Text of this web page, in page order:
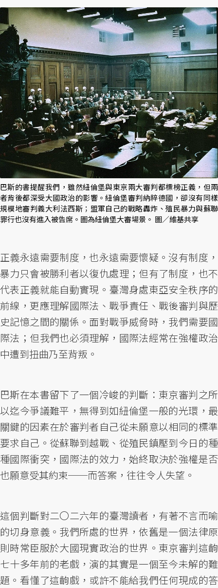
巴斯的書提醒我們，雖然紐倫堡與東京兩大審判都標榜正義，但兩
者背後都深受大國政治的影響。紐倫堡審判納粹德國，卻沒有同樣
規模地審判義大利法西斯；盟軍自己的戰略轟炸、殖民暴力與蘇聯
罪行也沒有進入被告席。圖為紐倫堡大審場景。 圖／維基共享
正義永遠需要制度，也永遠需要懷疑。沒有制度，
暴力只會被勝利者以復仇處理；但有了制度，也不
代表正義就能自動實現。臺灣身處東亞安全秩序的
前線，更應理解國際法、戰爭責任、戰後審判與歷
史記憶之間的關係。面對戰爭威脅時，我們需要國
際法；但我們也必須理解，國際法經常在強權政治
中遭到扭曲乃至背叛。
巴斯在本書留下了一個冷峻的判斷：東京審判之所
以迄今爭議難平，無得到如紐倫堡一般的光環，最
關鍵的因素在於審判者自己從未願意以相同的標準
要求自己。從蘇聯到越戰、從殖民鎮壓到今日的種
種國際衝突，國際法的效力，始終取決於強權是否
也願意受其約束──而答案，往往令人失望。
這個判斷對二〇二六年的臺灣讀者，有著不言而喻
的切身意義。我們所處的世界，依舊是一個法律原
則時常臣服於大國現實政治的世界。東京審判這齣
七十多年前的老戲，演的其實是一個至今未解的難
題。看懂了這齣戲，或許不能給我們任何現成的答